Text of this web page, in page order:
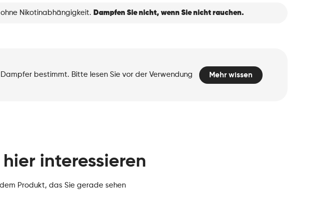
Nikotinabhängigkeit. Dampfen Sie nicht, wenn Sie nicht rauchen.
bestimmt. Bitte lesen Sie vor der Verwendung
Mehr wissen
interessieren
Produkt, das Sie gerade sehen